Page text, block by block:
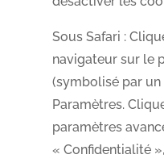
Sous Safari :
navigateur sur le
(symbolisé par
Paramètres.
paramètres
« Confidentialité